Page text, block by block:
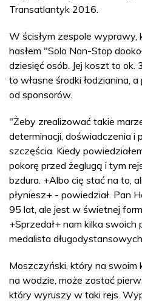
Transatlantyk 2016.
W ścisłym zespole wyprawy,
hasłem "Solo Non-Stop
dziesięć osób. Jej koszt to ok.
to własne środki łodzianina,
od sponsorów.
"Żeby zrealizować takie
determinacji, doświadczenia i
szczęścia. Kiedy
pokorę przed żeglugą i tym
bzdura. +Albo cię stać na to,
płyniesz+ - powiedział. Pan
95 lat, ale jest w świetnej
+Sprzedał+ nam kilka
medalista
Moszczyński, który na swoim
na wodzie, może zostać
który wyruszy w taki rejs.